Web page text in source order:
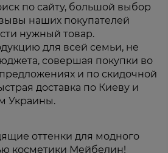
по сайту, большой выбор
наших покупателей
нужный товар.
для всей семьи, не
совершая покупки во
и по скидочной
доставка по Киеву и
Украины.
оттенки для модного
косметики Мейбелин!